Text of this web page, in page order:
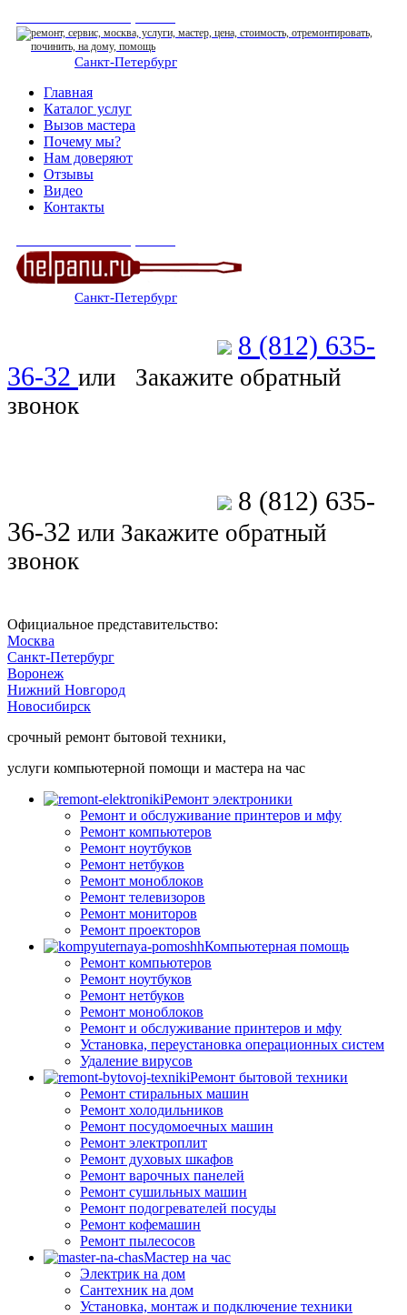
Санкт-Петербург
Главная
Каталог услуг
Вызов мастера
Почему мы?
Нам доверяют
Отзывы
Видео
Контакты
Санкт-Петербург
8 (812) 635-
36-32 или
Закажите обратный
звонок
8 (812) 635-
36-32 или Закажите обратный
звонок
Официальное представительство:
Москва
Санкт-Петербург
Воронеж
Нижний Новгород
Новосибирск
срочный ремонт бытовой техники,
услуги компьютерной помощи и мастера на час
Ремонт электроники
Ремонт и обслуживание принтеров и мфу
Ремонт компьютеров
Ремонт ноутбуков
Ремонт нетбуков
Ремонт моноблоков
Ремонт телевизоров
Ремонт мониторов
Ремонт проекторов
Компьютерная помощь
Ремонт компьютеров
Ремонт ноутбуков
Ремонт нетбуков
Ремонт моноблоков
Ремонт и обслуживание принтеров и мфу
Установка, переустановка операционных систем
Удаление вирусов
Ремонт бытовой техники
Ремонт стиральных машин
Ремонт холодильников
Ремонт посудомоечных машин
Ремонт электроплит
Ремонт духовых шкафов
Ремонт варочных панелей
Ремонт сушильных машин
Ремонт подогревателей посуды
Ремонт кофемашин
Ремонт пылесосов
Мастер на час
Электрик на дом
Сантехник на дом
Установка, монтаж и подключение техники